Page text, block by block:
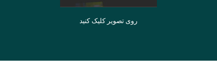
روی تصویر کلیک کنید